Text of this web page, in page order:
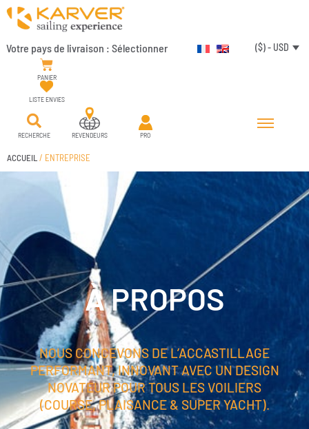
Votre pays de livraison : Sélectionner ($) - USD
PANIER
LISTE ENVIES
RECHERCHE REVENDEURS PRO
ACCUEIL / ENTREPRISE
À PROPOS
NOUS CONCEVONS DE L’ACCASTILLAGE
PERFORMANT, INNOVANT AVEC UN DESIGN
NOVATEUR POUR TOUS LES VOILIERS
(COURSE, PLAISANCE & SUPER YACHT).